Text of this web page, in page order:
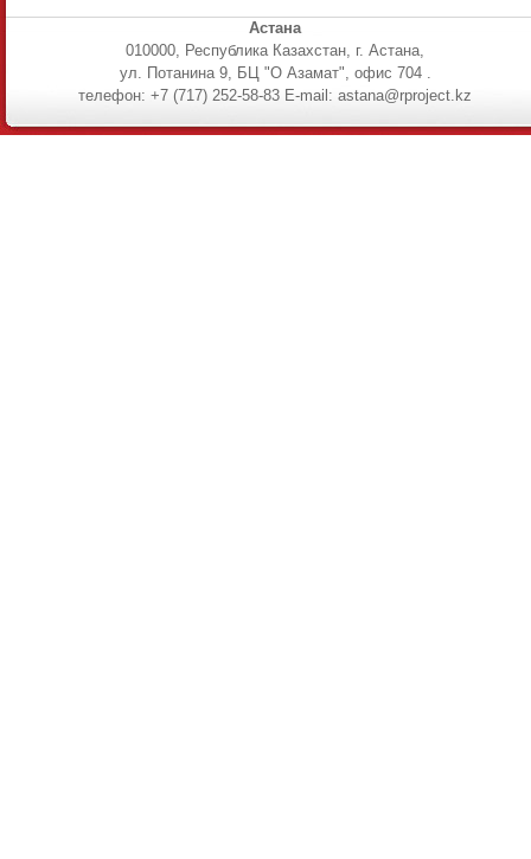
Астана
010000, Республика Казахстан, г. Астана,
ул. Потанина 9, БЦ "О Азамат", офис 704 .
телефон: +7 (717) 252-58-83 E-mail: astana@rproject.kz